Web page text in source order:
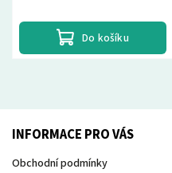
Do košíku
INFORMACE PRO VÁS
Obchodní podmínky